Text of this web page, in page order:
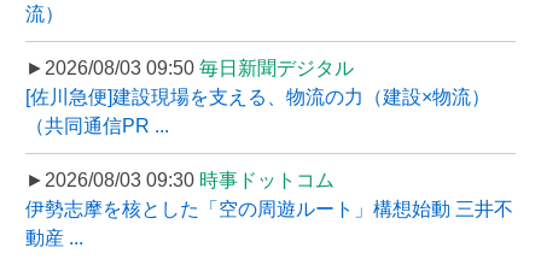
流）
►2026/08/03 09:50 毎日新聞デジタル
[佐川急便]建設現場を支える、物流の力（建設×物流）
（共同通信PR ...
►2026/08/03 09:30 時事ドットコム
伊勢志摩を核とした「空の周遊ルート」構想始動 三井不
動産 ...